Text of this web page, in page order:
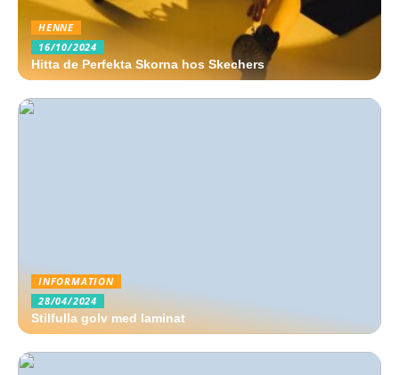
HENNE
16/10/2024
Hitta de Perfekta Skorna hos Skechers
INFORMATION
28/04/2024
Stilfulla golv med laminat